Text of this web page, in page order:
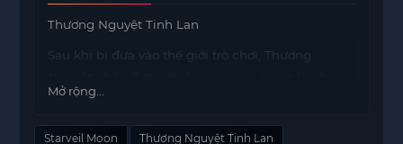
Thương Nguyệt Tinh Lan
Sau khi bị đưa vào thế giới trò chơi, Thương
khám phá sự thật đứng sau sự hủy diệt của tộc
giới thực. Giấu kín thân phận trong vương
Mở rộng...
Starveil Moon Thương Nguyệt Tinh Lan